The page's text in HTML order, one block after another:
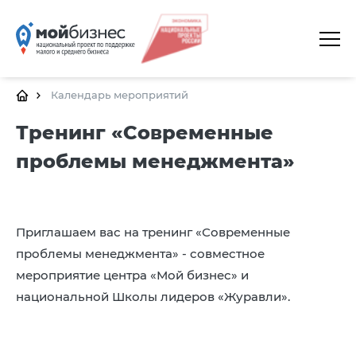
ГЛАВНАЯ
О ПЛАТФОРМЕ
ЦЕНТРЫ
ПОЛЕЗНЫЕ ССЫЛКИ
КОНТАКТЫ
Календарь мероприятий
Тренинг «Современные
проблемы менеджмента»
Приглашаем вас на тренинг «Современные
проблемы менеджмента» - совместное
мероприятие центра «Мой бизнес» и
национальной Школы лидеров «Журавли».